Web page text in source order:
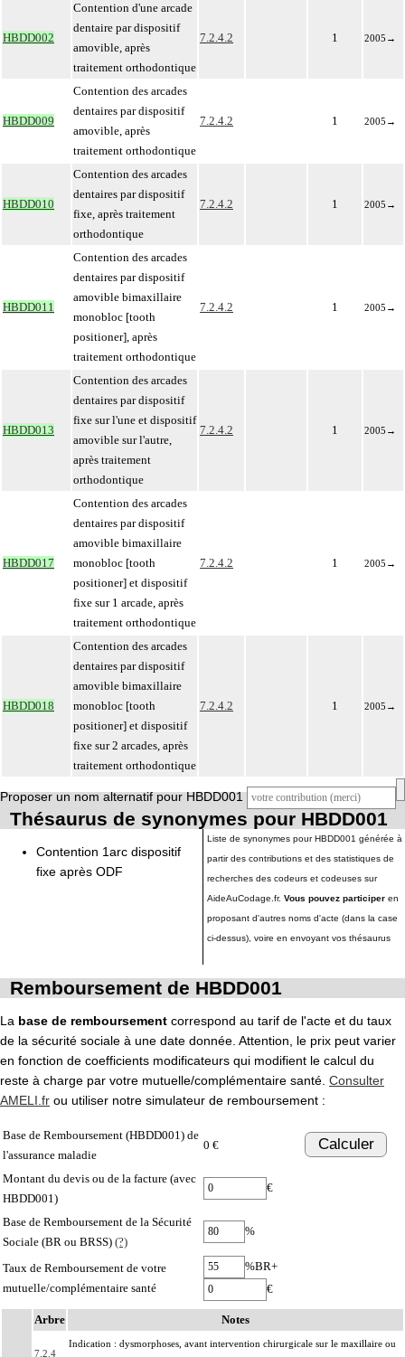
HBDD002
Contention d'une arcade
dentaire par dispositif
amovible, après
traitement orthodontique
7.2.4.2 1 2005 →
HBDD009
Contention des arcades
dentaires par dispositif
amovible, après
traitement orthodontique
7.2.4.2 1 2005 →
HBDD010
Contention des arcades
dentaires par dispositif
fixe, après traitement
orthodontique
7.2.4.2 1 2005 →
HBDD011
Contention des arcades
dentaires par dispositif
amovible bimaxillaire
monobloc [tooth
positioner], après
traitement orthodontique
7.2.4.2 1 2005 →
HBDD013
Contention des arcades
dentaires par dispositif
fixe sur l'une et dispositif
amovible sur l'autre,
après traitement
orthodontique
7.2.4.2 1 2005 →
HBDD017
Contention des arcades
dentaires par dispositif
amovible bimaxillaire
monobloc [tooth
positioner] et dispositif
fixe sur 1 arcade, après
traitement orthodontique
7.2.4.2 1 2005 →
HBDD018
Contention des arcades
dentaires par dispositif
amovible bimaxillaire
monobloc [tooth
positioner] et dispositif
fixe sur 2 arcades, après
traitement orthodontique
7.2.4.2 1 2005 →
Proposer un nom alternatif pour HBDD001
Thésaurus de synonymes pour HBDD001
Contention 1arc dispositif
fixe après ODF
Liste de synonymes pour HBDD001 générée à
partir des contributions et des statistiques de
recherches des codeurs et codeuses sur
AideAuCodage.fr. Vous pouvez participer en
proposant d'autres noms d'acte (dans la case
ci-dessus), voire en envoyant vos thésaurus
Remboursement de HBDD001
La base de remboursement correspond au tarif de l'acte et du taux
de la sécurité sociale à une date donnée. Attention, le prix peut varier
en fonction de coefficients modificateurs qui modifient le calcul du
reste à charge par votre mutuelle/complémentaire santé. Consulter
AMELI.fr ou utiliser notre simulateur de remboursement :
Base de Remboursement (HBDD001) de
l'assurance maladie
0 € Calculer
Montant du devis ou de la facture (avec
HBDD001)
€
Base de Remboursement de la Sécurité
Sociale (BR ou BRSS) (?)
%
Taux de Remboursement de votre
mutuelle/complémentaire santé
%BR+
€
Arbre Notes
7.2.4
Indication : dysmorphoses, avant intervention chirurgicale sur le maxillaire ou